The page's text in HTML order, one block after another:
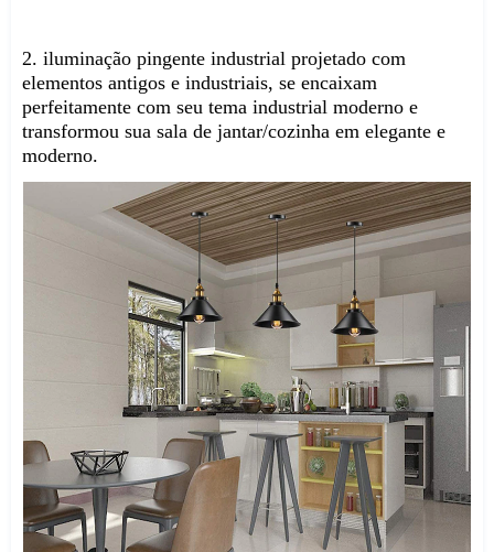
2. iluminação pingente industrial projetado com
elementos antigos e industriais, se encaixam
perfeitamente com seu tema industrial moderno e
transformou sua sala de jantar/cozinha em elegante e
moderno.